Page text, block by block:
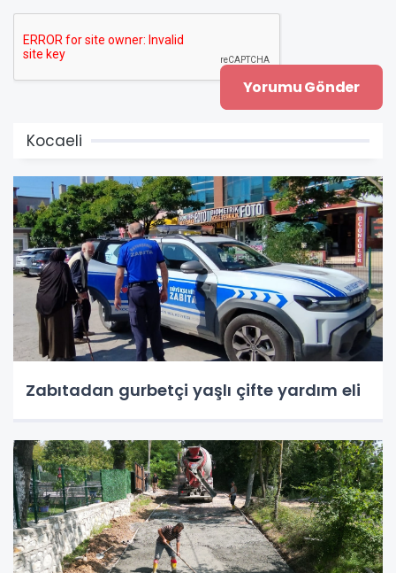
Kocaeli
Zabıtadan gurbetçi yaşlı çifte yardım eli